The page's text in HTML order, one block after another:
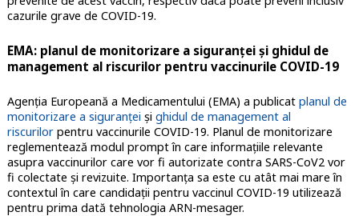
cazurile grave de COVID-19.
EMA: planul de monitorizare a siguranței și ghidul de
management al riscurilor pentru vaccinurile COVID-19
Agenția Europeană a Medicamentului (EMA) a publicat planul de
monitorizare a siguranței și ghidul de management al
riscurilorpentru vaccinurile COVID-19. Planul de monitorizare
reglementează modul prompt în care informațiile relevante
asupra vaccinurilor care vor fi autorizate contra SARS-CoV2 vor
fi colectate și revizuite. Importanța sa este cu atât mai mare în
contextul în care candidații pentru vaccinul COVID-19 utilizează
pentru prima dată tehnologia ARN-mesager.